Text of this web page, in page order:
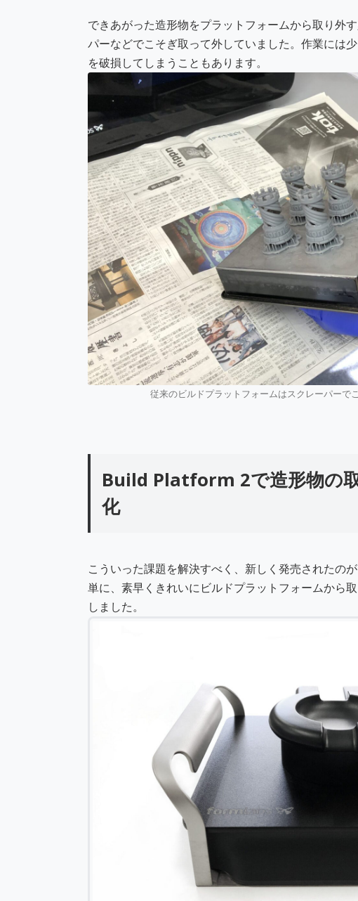
できあがった造形物をプラットフォームから取り外
パーなどでこそぎ取って外していました。作業には
を破損してしまうこともあります。
従来のビルドプラットフォームはスクレーパーで
Build Platform 2で造形物の
化
こういった課題を解決すべく、新しく発売されたの
単に、素早くきれいにビルドプラットフォームから
しました。